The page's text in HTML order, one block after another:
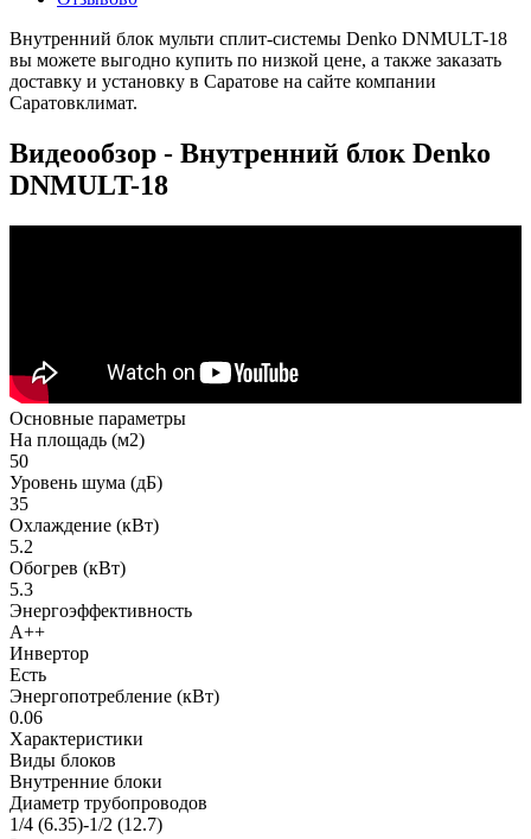
Внутренний блок мульти сплит-системы Denko DNMULT-18
вы можете выгодно купить по низкой цене, а также заказать
доставку и установку в Саратове на сайте компании
Саратовклимат.
Видеообзор - Внутренний блок Denko
DNMULT-18
Основные параметры
На площадь (м2)
50
Уровень шума (дБ)
35
Охлаждение (кВт)
5.2
Обогрев (кВт)
5.3
Энергоэффективность
A++
Инвертор
Есть
Энергопотребление (кВт)
0.06
Характеристики
Виды блоков
Внутренние блоки
Диаметр трубопроводов
1/4 (6.35)-1/2 (12.7)